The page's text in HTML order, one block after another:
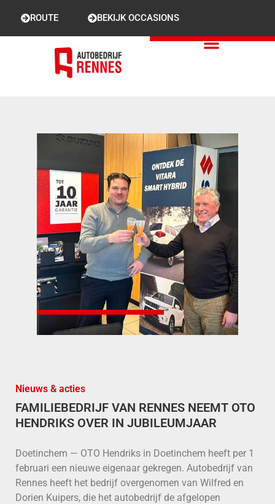
ROUTE BEKIJK OCCASIONS
Nieuws & acties
FAMILIEBEDRIJF VAN RENNES NEEMT OTO
HENDRIKS OVER IN JUBILEUMJAAR
Doetinchem — OTO Hendriks in Doetinchem heeft per 1
februari een nieuwe eigenaar gekregen. Autobedrijf van
Rennes heeft het bedrijf overgenomen van Wilfred en
Dorien Kuipers, die het autobedrijf de afgelopen